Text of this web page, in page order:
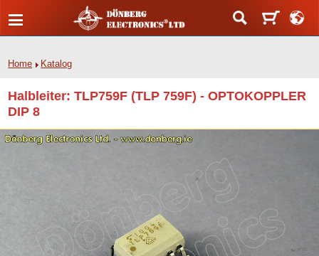
Home Katalog
Halbleiter: TLP759F (TLP 759F) - OPTOKOPPLER
DIP 8